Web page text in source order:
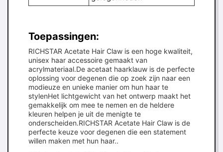
Toepassingen:
RICHSTAR Acetate Hair Claw is een hoge kwaliteit,
unisex haar accessoire gemaakt van
acrylmateriaal.De acetaat haarklauw is de perfecte
oplossing voor degenen die op zoek zijn naar een
modieuze en unieke manier om hun haar te
stylenHet lichtgewicht van het ontwerp maakt het
gemakkelijk om mee te nemen en de heldere
kleuren helpen je uit de menigte te
onderscheiden.RICHSTAR Acetate Hair Claw is de
perfecte keuze voor degenen die een statement
willen maken met hun haar..